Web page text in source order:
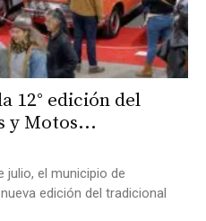
12° edición del
y Motos...
julio, el municipio de
edición del tradicional